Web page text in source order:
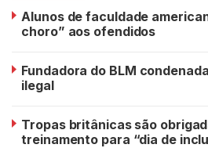
Alunos de faculdade
choro” aos ofendidos
Fundadora do BLM
ilegal
Tropas britânicas são
treinamento para “dia de